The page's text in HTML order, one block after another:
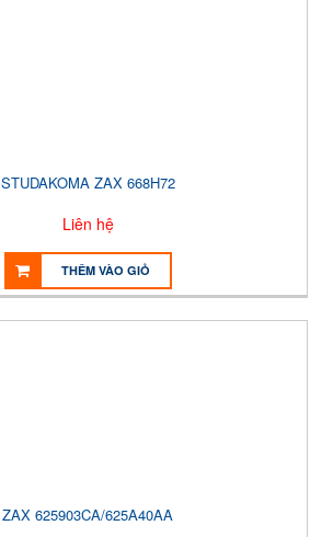
STUDAKOMA ZAX 668H72
Liên hệ
THÊM VÀO GIỎ
ZAX 625903CA/625A40AA